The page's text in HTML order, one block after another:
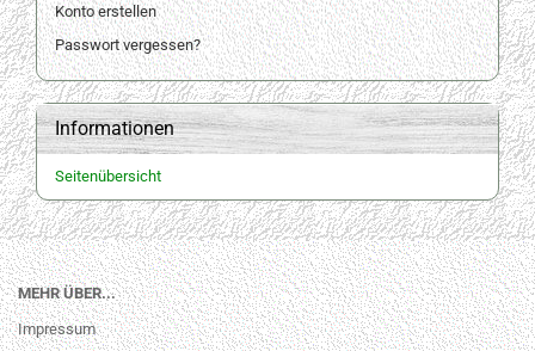
Konto erstellen
Passwort vergessen?
Informationen
Seitenübersicht
MEHR ÜBER...
Impressum